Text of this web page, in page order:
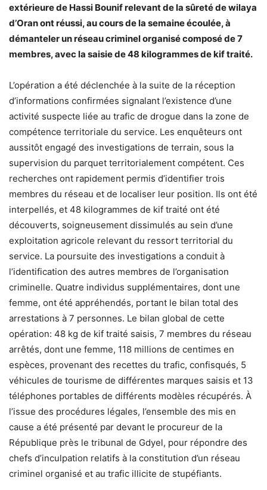
extérieure de Hassi Bounif relevant de la sûreté de wilaya
d’Oran ont réussi, au cours de la semaine écoulée, à
démanteler un réseau criminel organisé composé de 7
membres, avec la saisie de 48 kilogrammes de kif traité.
L’opération a été déclenchée à la suite de la réception
d’informations confirmées signalant l’existence d’une
activité suspecte liée au trafic de drogue dans la zone de
compétence territoriale du service. Les enquêteurs ont
aussitôt engagé des investigations de terrain, sous la
supervision du parquet territorialement compétent. Ces
recherches ont rapidement permis d’identifier trois
membres du réseau et de localiser leur position. Ils ont été
interpellés, et 48 kilogrammes de kif traité ont été
découverts, soigneusement dissimulés au sein d’une
exploitation agricole relevant du ressort territorial du
service. La poursuite des investigations a conduit à
l’identification des autres membres de l’organisation
criminelle. Quatre individus supplémentaires, dont une
femme, ont été appréhendés, portant le bilan total des
arrestations à 7 personnes. Le bilan global de cette
opération: 48 kg de kif traité saisis, 7 membres du réseau
arrêtés, dont une femme, 118 millions de centimes en
espèces, provenant des recettes du trafic, confisqués, 5
véhicules de tourisme de différentes marques saisis et 13
téléphones portables de différents modèles récupérés. À
l’issue des procédures légales, l’ensemble des mis en
cause a été présenté par devant le procureur de la
République près le tribunal de Gdyel, pour répondre des
chefs d’inculpation relatifs à la constitution d’un réseau
criminel organisé et au trafic illicite de stupéfiants.